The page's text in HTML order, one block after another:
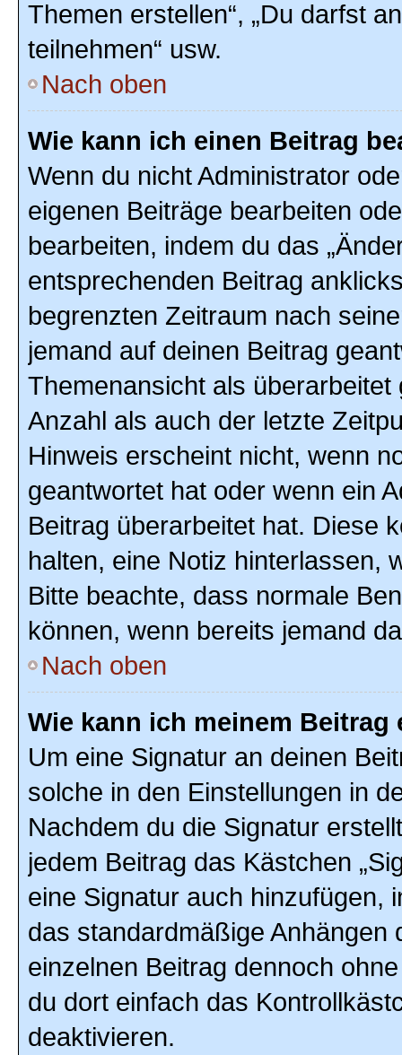
Themen erstellen“, „Du darfst
teilnehmen“ usw.
Nach oben
Wie kann ich einen Beitrag
Wenn du nicht Administrator
eigenen Beiträge bearbeiten
bearbeiten, indem du das
entsprechenden Beitrag
begrenzten Zeitraum nach
jemand auf deinen Beitrag
Themenansicht als
Anzahl als auch der letzte
Hinweis erscheint nicht, wenn
geantwortet hat oder wenn ein
Beitrag überarbeitet hat. Diese
halten, eine Notiz hinterlassen,
Bitte beachte, dass normale
können, wenn bereits jemand
Nach oben
Wie kann ich meinem
Um eine Signatur an deinen
solche in den Einstellungen in
Nachdem du die Signatur
jedem Beitrag das Kästchen
eine Signatur auch hinzufügen,
das standardmäßige Anhängen
einzelnen Beitrag dennoch
du dort einfach das
deaktivieren.